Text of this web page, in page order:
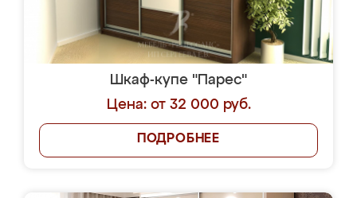
Шкаф-купе "Парес"
Цена: от 32 000 руб.
ПОДРОБНЕЕ